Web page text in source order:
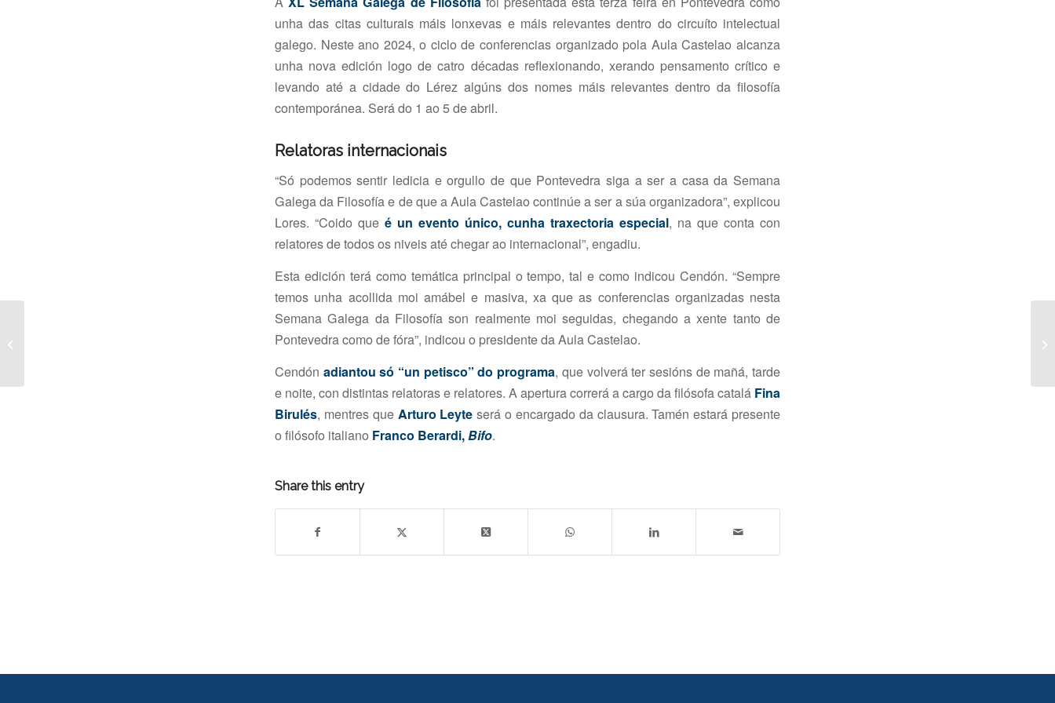
unha das citas culturais máis lonxevas e máis relevantes dentro do circuíto intelectual
galego. Neste ano 2024, o ciclo de conferencias organizado pola Aula Castelao alcanza
unha nova edición logo de catro décadas reflexionando, xerando pensamento crítico e
levando até a cidade do Lérez algúns dos nomes máis relevantes dentro da filosofía
contemporánea. Será do 1 ao 5 de abril.
Relatoras internacionais
“Só podemos sentir ledicia e orgullo de que Pontevedra siga a ser a casa da Semana
Galega da Filosofía e de que a Aula Castelao continúe a ser a súa organizadora”, explicou
Lores. “Coido que é un evento único, cunha traxectoria especial, na que conta con
relatores de todos os niveis até chegar ao internacional”, engadiu.
Esta edición terá como temática principal o tempo, tal e como indicou Cendón. “Sempre
temos unha acollida moi amábel e masiva, xa que as conferencias organizadas nesta
Semana Galega da Filosofía son realmente moi seguidas, chegando a xente tanto de
Pontevedra como de fóra”, indicou o presidente da Aula Castelao.
Cendón adiantou só “un petisco” do programa, que volverá ter sesións de mañá, tarde
e noite, con distintas relatoras e relatores. A apertura correrá a cargo da filósofa catalá Fina
Birulés, mentres que Arturo Leyteserá o encargado da clausura. Tamén estará presente
o filósofo italiano Franco Berardi,Bifo.
Share this entry